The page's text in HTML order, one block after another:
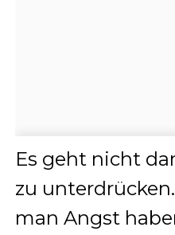
Es geht nicht
zu
man Angst